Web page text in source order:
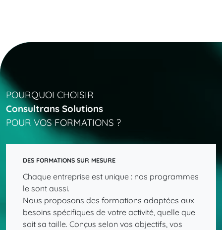
POURQUOI CHOISIR
Consultrans Solutions
POUR VOS FORMATIONS ?
DES FORMATIONS SUR MESURE
Chaque entreprise est unique : nos programmes
le sont aussi.
Nous proposons des formations adaptées aux
besoins spécifiques de votre activité, quelle que
soit sa taille. Conçus selon vos objectifs, vos